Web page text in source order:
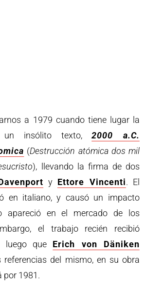
a 1979 cuando tiene lugar la
un insólito texto,2000 a.C.
(Destrucción atómica dos mil
), llevando la firma de dos
y Ettore Vincenti. El
en italiano, y causó un impacto
apareció en el mercado de los
el trabajo recién recibió
luego que Erich von Däniken
referencias del mismo, en su obra
por 1981.